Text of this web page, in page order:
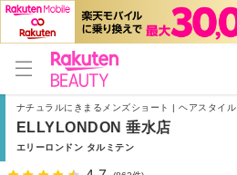
ナチュラルにきまるメンズショート | ヘアスタイル
ELLYLONDON 垂水店
エリーロンドン タルミテン